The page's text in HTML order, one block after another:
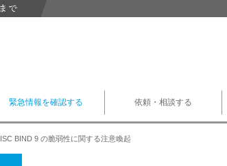
緊急情報を確認する 依頼・相談する
ISC BIND 9 の脆弱性に関する注意喚起